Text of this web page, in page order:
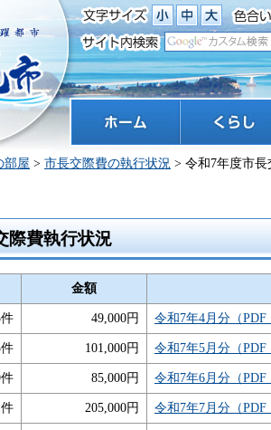
市
部屋 > 市長交際費の執行状況 > 令和7年度市
際費執行状況
金額
49,000円 令和7年4月分（PDF
101,000円 令和7年5月分（PDF
85,000円 令和7年6月分（PDF
205,000円 令和7年7月分（PDF